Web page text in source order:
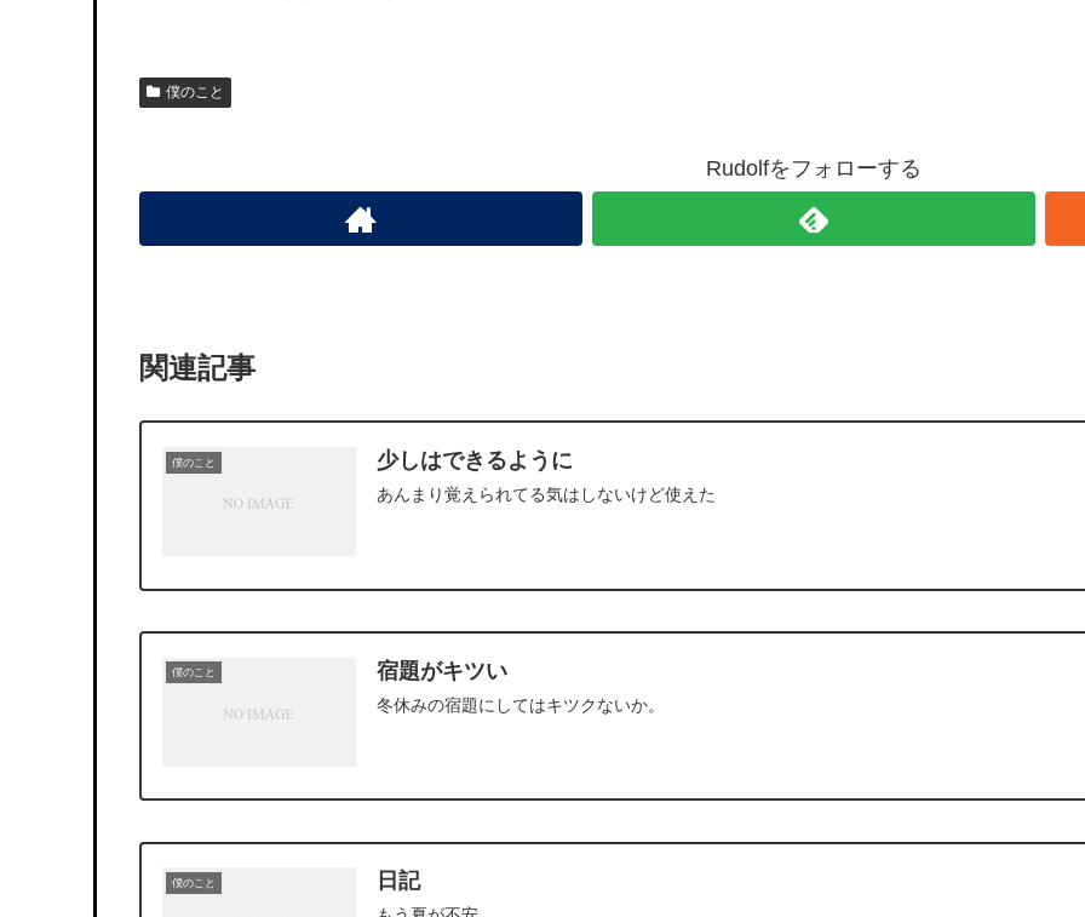
僕のこと
Rudolfをフォローする
関連記事
僕のこと 少しはできるように
あんまり覚えられてる気はしないけど使えた
僕のこと 宿題がキツい
冬休みの宿題にしてはキツクないか。
僕のこと 日記